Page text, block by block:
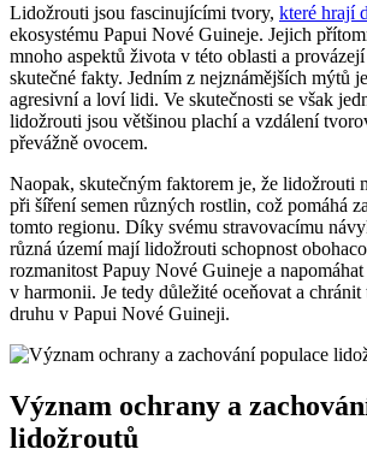
Lidožrouti jsou fascinujícími tvory, které hrají
ekosystému Papui Nové Guineje. Jejich
mnoho aspektů‍ života v této oblasti a
skutečné fakty. ⁣Jedním z nejznámějších mýtů
agresivní a loví lidi. Ve skutečnosti se však
lidožrouti jsou ​většinou plachí a vzdálení
převážně‌ ovocem.
Naopak,‍ skutečným faktorem je, že lidožrouti
při šíření semen různých rostlin, což pomáhá
tomto regionu. Díky svému stravovacímu
různá území mají lidožrouti schopnost
rozmanitost Papuy Nové Guineje⁢ a
v⁢ harmonii. Je tedy ⁢důležité oceňovat a
druhu⁤ v ‍Papui ​Nové Guineji.
Význam​ ochrany ‍a
lidožroutů